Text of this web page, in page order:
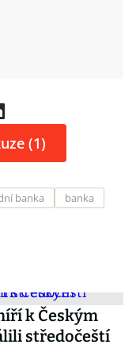
(1)
banka
banka
k Českým
středočeští